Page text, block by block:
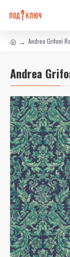
Andrea Grifoni
Andrea